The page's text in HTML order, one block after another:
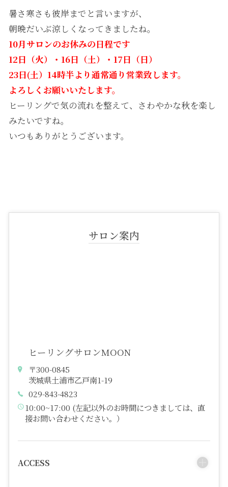
暑さ寒さも彼岸までと言いますが、
朝晩だいぶ涼しくなってきましたね。
10月サロンのお休みの日程です
12日（火）・16日（土）・17日（日）
23日(土）14時半より通常通り営業致します。
よろしくお願いいたします。
ヒーリングで気の流れを整えて、さわやかな秋を楽し
みたいですね。
いつもありがとうございます。
サロン案内
ヒーリングサロンMOON
〒300-0845
茨城県土浦市乙戸南1-19
029-843-4823
10:00~17:00 (左記以外のお時間につきましては、直
接お問い合わせください。）
ACCESS